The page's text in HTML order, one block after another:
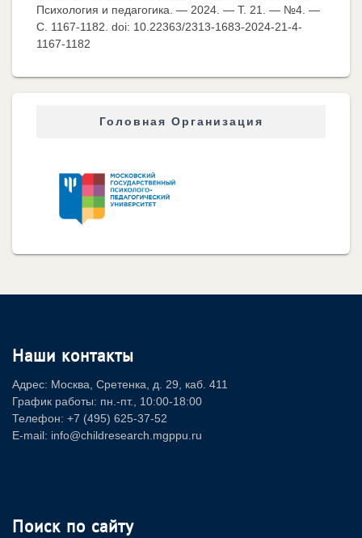
Психология и педагогика. — 2024. — Т. 21. — №4. —
C. 1167-1182. doi: 10.22363/2313-1683-2024-21-4-
1167-1182
Головная Организация
Наши контакты
Адрес: Москва, Сретенка, д. 29, каб. 411
График работы: пн.-пт., 10:00-18:00
Телефон: +7 (495) 625-37-52
E-mail: info@childresearch.mgppu.ru
Поиск по сайту